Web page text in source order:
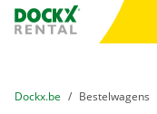
Fratello DEMO
U bevindt zich hier:
van
Dockx.be naar
Bestelwagens